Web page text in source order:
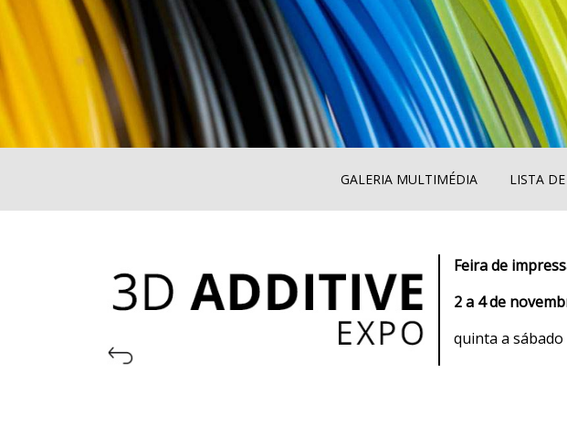
GALERIA MULTIMÉDIA LISTA
Feira de
2 a 4 de
quinta a